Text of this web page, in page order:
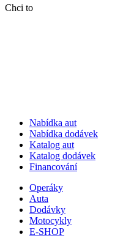
Chci to
Nabídka aut
Nabídka dodávek
Katalog aut
Katalog dodávek
Financování
Operáky
Auta
Dodávky
Motocykly
E-SHOP